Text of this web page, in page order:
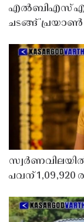
എൽബിഎസ്
ചടങ്ങ് 'പ്രയാൺ
സ്വർണവിലയിൽ
പവന് 1,09,920